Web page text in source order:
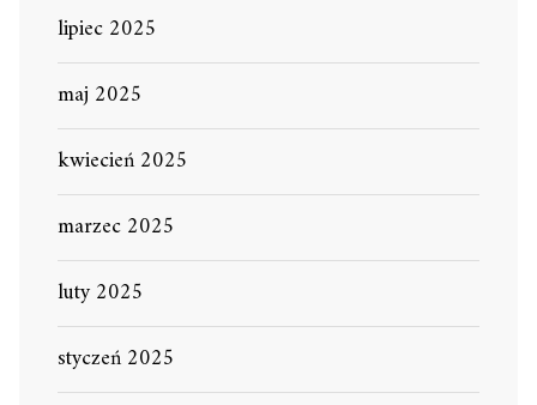
lipiec 2025
maj 2025
kwiecień 2025
marzec 2025
luty 2025
styczeń 2025